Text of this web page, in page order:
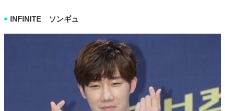
■ INFINITE ソンギュ